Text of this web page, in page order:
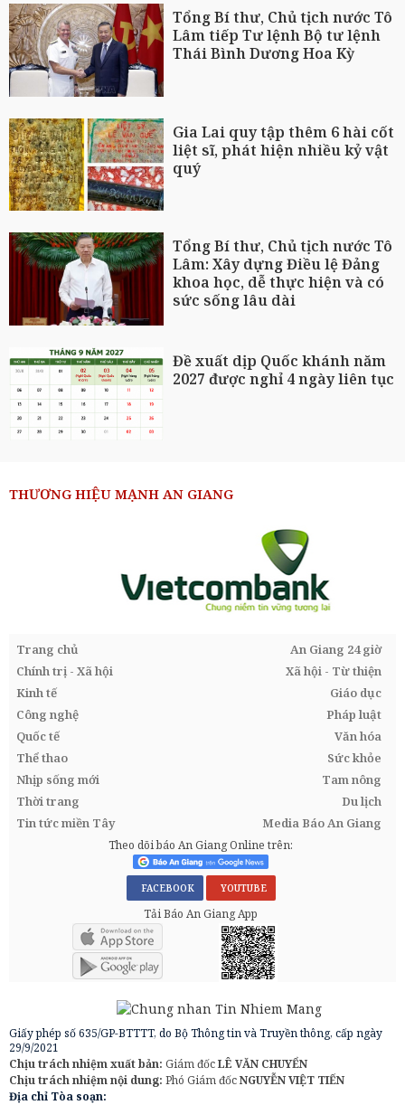
Tổng Bí thư, Chủ tịch nước Tô
Lâm tiếp Tư lệnh Bộ tư lệnh
Thái Bình Dương Hoa Kỳ
Gia Lai quy tập thêm 6 hài cốt
liệt sĩ, phát hiện nhiều kỷ vật
quý
Tổng Bí thư, Chủ tịch nước Tô
Lâm: Xây dựng Điều lệ Đảng
khoa học, dễ thực hiện và có
sức sống lâu dài
Đề xuất dịp Quốc khánh năm
2027 được nghỉ 4 ngày liên tục
THƯƠNG HIỆU MẠNH AN GIANG
Trang chủ
An Giang 24 giờ
Chính trị - Xã hội
Xã hội - Từ thiện
Kinh tế
Giáo dục
Công nghệ
Pháp luật
Quốc tế
Văn hóa
Thể thao
Sức khỏe
Nhịp sống mới
Tam nông
Thời trang
Du lịch
Tin tức miền Tây
Media Báo An Giang
Theo dõi báo An Giang Online trên:
FACEBOOK YOUTUBE
Tải Báo An Giang App
Giấy phép số 635/GP-BTTTT, do Bộ Thông tin và Truyền thông, cấp ngày
29/9/2021
Chịu trách nhiệm xuất bản: Giám đốcLÊ VĂN CHUYỂN
Chịu trách nhiệm nội dung: Phó Giám đốcNGUYỄN VIỆT TIẾN
Địa chỉ Tòa soạn: